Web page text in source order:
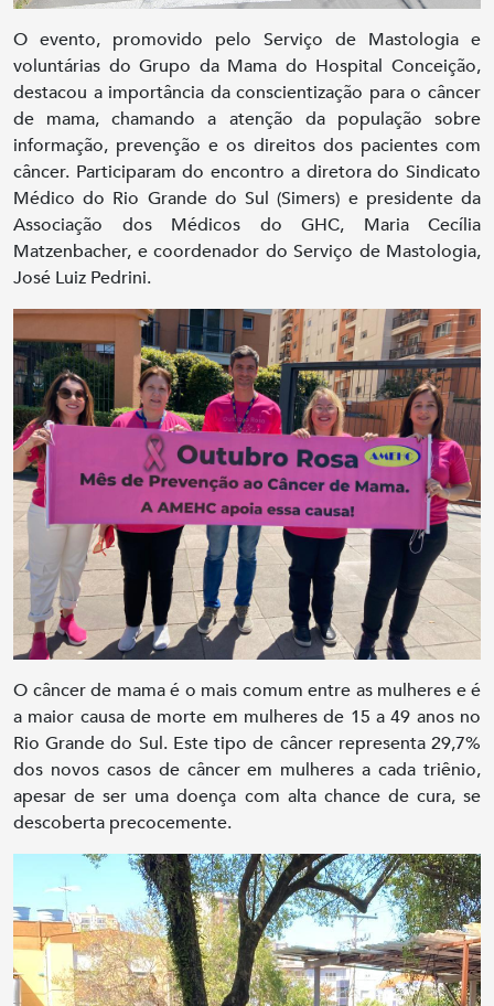
O evento, promovido pelo Serviço de Mastologia e
voluntárias do Grupo da Mama do Hospital Conceição,
destacou a importância da conscientização para o câncer
de mama, chamando a atenção da população sobre
informação, prevenção e os direitos dos pacientes com
câncer. Participaram do encontro a diretora do Sindicato
Médico do Rio Grande do Sul (Simers) e presidente da
Associação dos Médicos do GHC, Maria Cecília
Matzenbacher, e coordenador do Serviço de Mastologia,
José Luiz Pedrini.
O câncer de mama é o mais comum entre as mulheres e é
a maior causa de morte em mulheres de 15 a 49 anos no
Rio Grande do Sul. Este tipo de câncer representa 29,7%
dos novos casos de câncer em mulheres a cada triênio,
apesar de ser uma doença com alta chance de cura, se
descoberta precocemente.